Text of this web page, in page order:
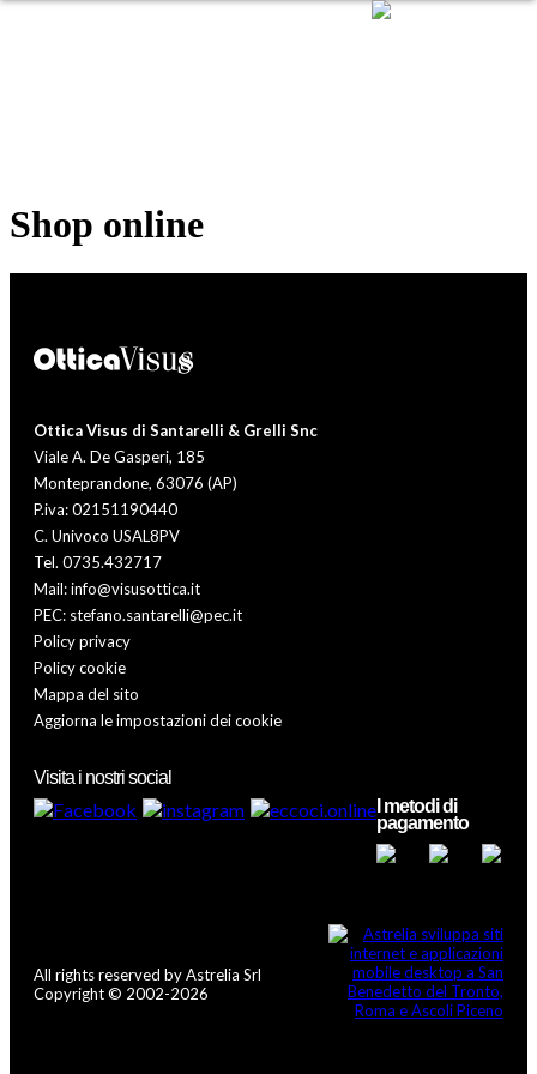
Shop online
Ottica Visus di Santarelli & Grelli Snc
Viale A. De Gasperi, 185
Monteprandone, 63076 (AP)
P.iva: 02151190440
C. Univoco USAL8PV
Tel. 0735.432717
Mail: info@visusottica.it
PEC: stefano.santarelli@pec.it
Policy privacy
Policy cookie
Mappa del sito
Aggiorna le impostazioni dei cookie
Visita i nostri social
I metodi di
pagamento
All rights reserved by Astrelia Srl
Copyright © 2002-2026